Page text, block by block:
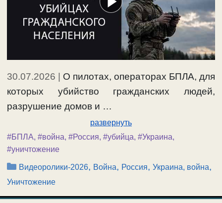
30.07.2026
О пилотах, операторах БПЛА, для
которых убийство гражданских людей,
разрушение домов и …
развернуть
#БПЛА, #война, #Россия, #убийца, #Украина,
#уничтожение
Рубрики
Видеоролики-2026, Война, Россия,Украина, война,
Уничтожение